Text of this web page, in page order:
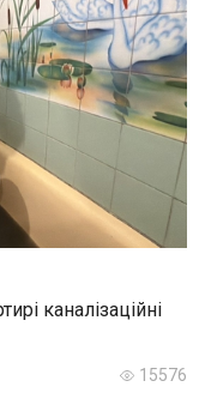
каналізаційні
15576